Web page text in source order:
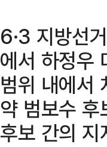
6·3 지방선
에서 하정우
범위 내에서
약 범보수
후보 간의